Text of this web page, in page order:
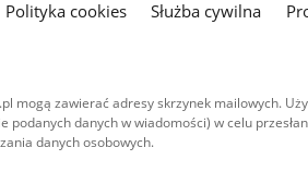
Polityka cookies Służba cywilna
mogą zawierać adresy skrzynek mailowych.
danych w wiadomości) w celu
danych osobowych.